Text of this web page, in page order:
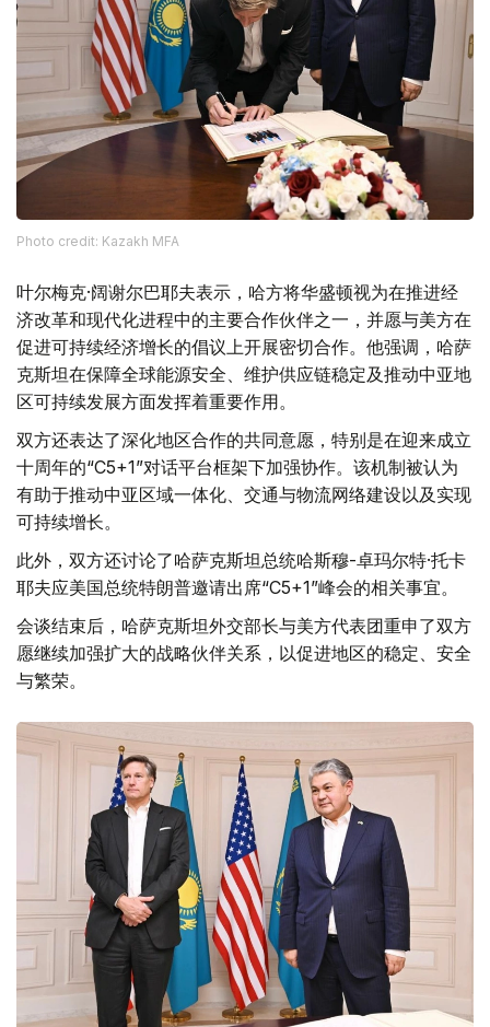
Photo credit: Kazakh MFA
叶尔梅克·阔谢尔巴耶夫表示，哈方将华盛顿视为在推进经
济改革和现代化进程中的主要合作伙伴之一，并愿与美方在
促进可持续经济增长的倡议上开展密切合作。他强调，哈萨
克斯坦在保障全球能源安全、维护供应链稳定及推动中亚地
区可持续发展方面发挥着重要作用。
双方还表达了深化地区合作的共同意愿，特别是在迎来成立
十周年的“C5+1”对话平台框架下加强协作。该机制被认为
有助于推动中亚区域一体化、交通与物流网络建设以及实现
可持续增长。
此外，双方还讨论了哈萨克斯坦总统哈斯穆-卓玛尔特·托卡
耶夫应美国总统特朗普邀请出席“C5+1”峰会的相关事宜。
会谈结束后，哈萨克斯坦外交部长与美方代表团重申了双方
愿继续加强扩大的战略伙伴关系，以促进地区的稳定、安全
与繁荣。